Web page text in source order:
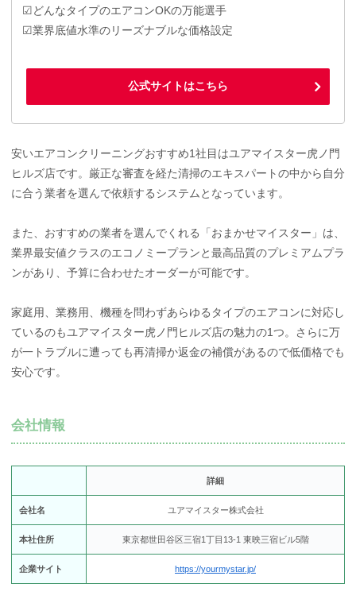
☑どんなタイプのエアコンOKの万能選手
☑業界底値水準のリーズナブルな価格設定
公式サイトはこちら
安いエアコンクリーニングおすすめ1社目はユアマイスター虎ノ門
ヒルズ店です。厳正な審査を経た清掃のエキスパートの中から自分
に合う業者を選んで依頼するシステムとなっています。
また、おすすめの業者を選んでくれる「おまかせマイスター」は、
業界最安値クラスのエコノミープランと最高品質のプレミアムプラ
ンがあり、予算に合わせたオーダーが可能です。
家庭用、業務用、機種を問わずあらゆるタイプのエアコンに対応し
ているのもユアマイスター虎ノ門ヒルズ店の魅力の1つ。さらに万
が一トラブルに遭っても再清掃か返金の補償があるので低価格でも
安心です。
会社情報
詳細
会社名 ユアマイスター株式会社
本社住所 東京都世田谷区三宿1丁目13-1 東映三宿ビル5階
企業サイト https://yourmystar.jp/